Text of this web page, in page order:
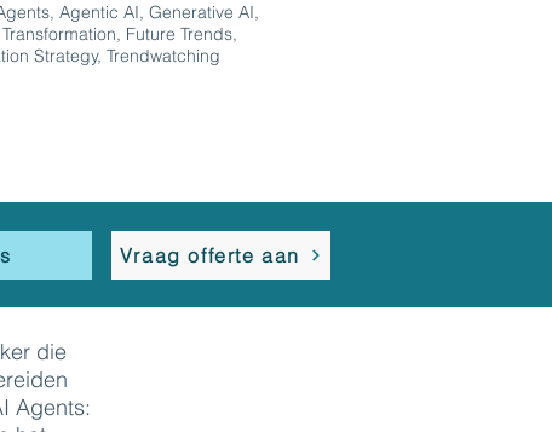
Agentic AI, Generative AI,
Future Trends,
Strategy, Trendwatching
Vraag offerte aan
die
Agents: